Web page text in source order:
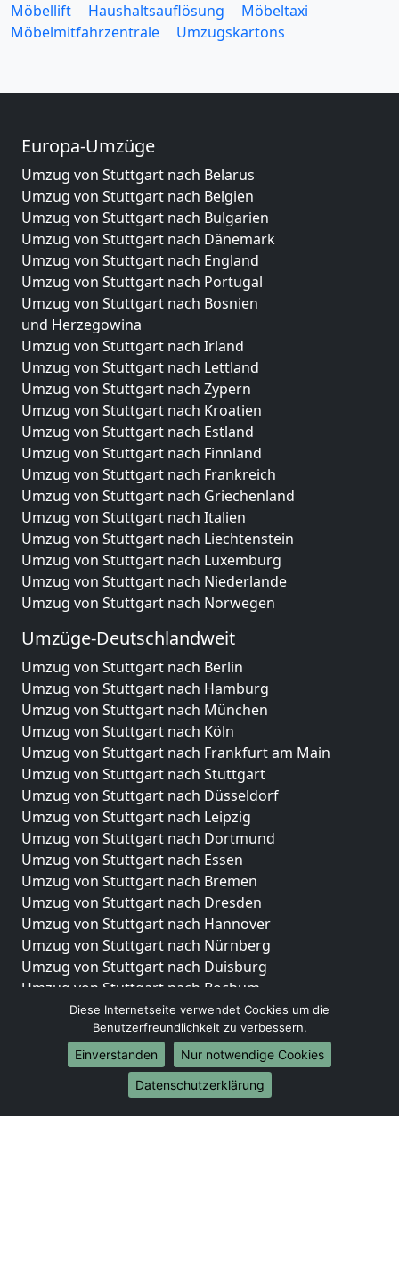
Möbellift
Haushaltsauflösung
Möbeltaxi
Möbelmitfahrzentrale
Umzugskartons
Europa-Umzüge
Umzug von Stuttgart nach Belarus
Umzug von Stuttgart nach Belgien
Umzug von Stuttgart nach Bulgarien
Umzug von Stuttgart nach Dänemark
Umzug von Stuttgart nach England
Umzug von Stuttgart nach Portugal
Umzug von Stuttgart nach Bosnien
und Herzegowina
Umzug von Stuttgart nach Irland
Umzug von Stuttgart nach Lettland
Umzug von Stuttgart nach Zypern
Umzug von Stuttgart nach Kroatien
Umzug von Stuttgart nach Estland
Umzug von Stuttgart nach Finnland
Umzug von Stuttgart nach Frankreich
Umzug von Stuttgart nach Griechenland
Umzug von Stuttgart nach Italien
Umzug von Stuttgart nach Liechtenstein
Umzug von Stuttgart nach Luxemburg
Umzug von Stuttgart nach Niederlande
Umzug von Stuttgart nach Norwegen
Umzüge-Deutschlandweit
Umzug von Stuttgart nach Berlin
Umzug von Stuttgart nach Hamburg
Umzug von Stuttgart nach München
Umzug von Stuttgart nach Köln
Umzug von Stuttgart nach Frankfurt am Main
Umzug von Stuttgart nach Stuttgart
Umzug von Stuttgart nach Düsseldorf
Umzug von Stuttgart nach Leipzig
Umzug von Stuttgart nach Dortmund
Umzug von Stuttgart nach Essen
Umzug von Stuttgart nach Bremen
Umzug von Stuttgart nach Dresden
Umzug von Stuttgart nach Hannover
Umzug von Stuttgart nach Nürnberg
Umzug von Stuttgart nach Duisburg
Umzug von Stuttgart nach Bochum
Umzug von Stuttgart nach Wuppertal
Umzug von Stuttgart nach Bielefeld
Umzug von Stuttgart nach Bonn
Umzug von Stuttgart nach Münster
Diese Internetseite verwendet Cookies um die
Benutzerfreundlichkeit zu verbessern.
Einverstanden
Nur notwendige Cookies
Datenschutzerklärung